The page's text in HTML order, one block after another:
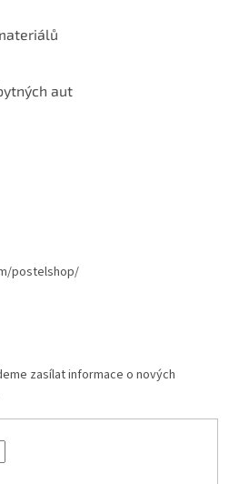
aut
postelshop/
zasílat informace o nových